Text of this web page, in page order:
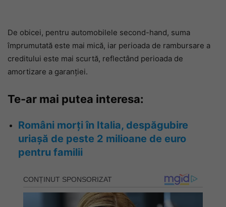
De obicei, pentru automobilele second-hand, suma
împrumutată este mai mică, iar perioada de rambursare a
creditului este mai scurtă, reflectând perioada de
amortizare a garanției.
Te-ar mai putea interesa:
Români morți în Italia, despăgubire
uriașă de peste 2 milioane de euro
pentru familii